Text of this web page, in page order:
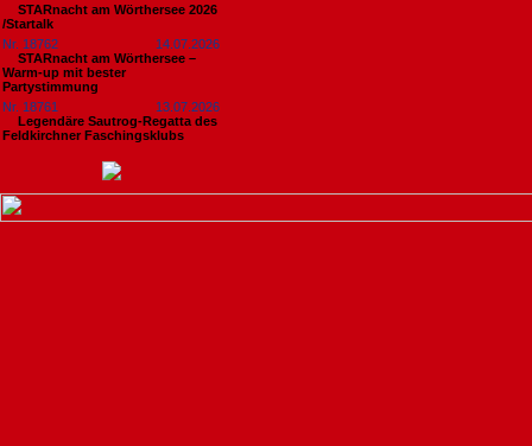
STARnacht am Wörthersee 2026
/Startalk
Nr. 18762
14.07.2026
STARnacht am Wörthersee –
Warm-up mit bester
Partystimmung
Nr. 18761
13.07.2026
Legendäre Sautrog-Regatta des
Feldkirchner Faschingsklubs